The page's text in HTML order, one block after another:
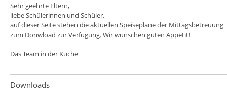
Sehr geehrte Eltern,
liebe Schülerinnen und Schüler,
auf dieser Seite stehen die aktuellen Speisepläne der Mittagsbetreuung
zum Donwload zur Verfügung. Wir wünschen guten Appetit!
Das Team in der Küche
Downloads